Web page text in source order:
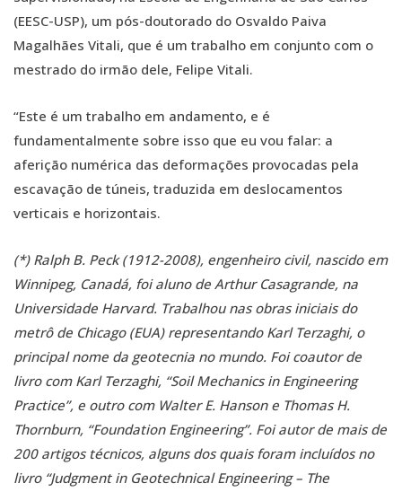
(EESC-USP), um pós-doutorado do Osvaldo Paiva
Magalhães Vitali, que é um trabalho em conjunto com o
mestrado do irmão dele, Felipe Vitali.
“Este é um trabalho em andamento, e é
fundamentalmente sobre isso que eu vou falar: a
aferição numérica das deformações provocadas pela
escavação de túneis, traduzida em deslocamentos
verticais e horizontais.
(*) Ralph B. Peck(1912-2008), engenheiro civil, nascido em
Winnipeg, Canadá, foi aluno de Arthur Casagrande, na
Universidade Harvard. Trabalhou nas obras iniciais do
metrô de Chicago (EUA) representando Karl Terzaghi, o
principal nome da geotecnia no mundo. Foi coautor de
livro com Karl Terzaghi, “Soil Mechanics in Engineering
Practice”, e outro com Walter E. Hanson e Thomas H.
Thornburn, “Foundation Engineering”. Foi autor de mais de
200 artigos técnicos, alguns dos quais foram incluídos no
livro “Judgment in Geotechnical Engineering – The